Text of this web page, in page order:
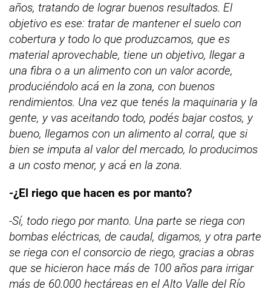
años, tratando de lograr buenos resultados. El
objetivo es ese: tratar de mantener el suelo con
cobertura y todo lo que produzcamos, que es
material aprovechable, tiene un objetivo, llegar a
una fibra o a un alimento con un valor acorde,
produciéndolo acá en la zona, con buenos
rendimientos. Una vez que tenés la maquinaria y la
gente, y vas aceitando todo, podés bajar costos, y
bueno, llegamos con un alimento al corral, que si
bien se imputa al valor del mercado, lo producimos
a un costo menor, y acá en la zona.
-¿El riego que hacen es por manto?
-Sí, todo riego por manto. Una parte se riega con
bombas eléctricas, de caudal, digamos, y otra parte
se riega con el consorcio de riego, gracias a obras
que se hicieron hace más de 100 años para irrigar
más de 60.000 hectáreas en el Alto Valle del Río